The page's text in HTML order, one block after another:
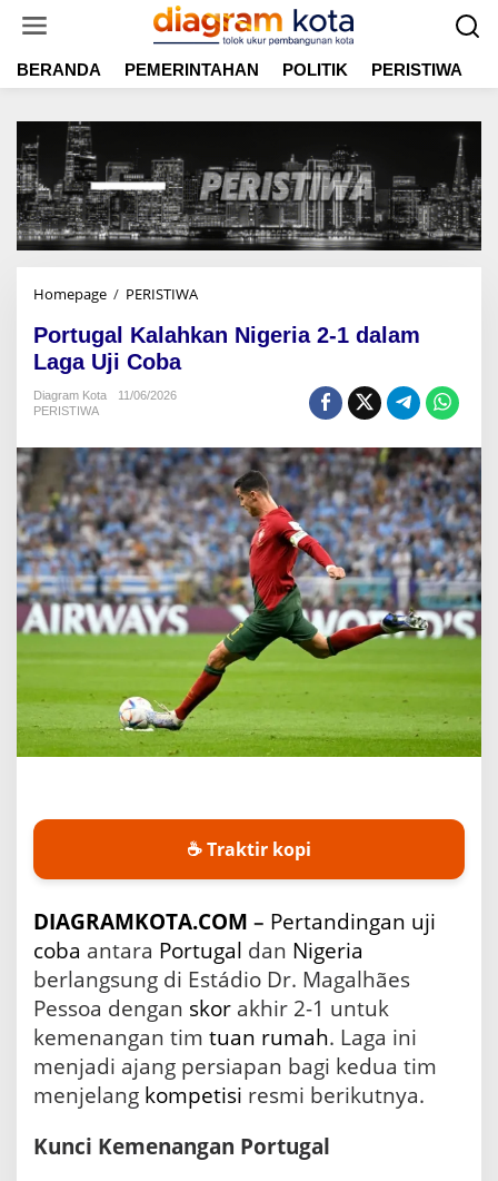
t
BERANDA PEMERINTAHAN POLITIK PERISTIWA
Homepage / PERISTIWA
r
K
a
l
a
h
k
a
n
N
g
e
i
a
1
d
l
m
L
a
g
a
U
i
C
b
a
Portugal Kalahkan Nigeria 2-1 dalam
Laga Uji Coba
Diagram Kota
11/06/2026
PERISTIWA
☕ Traktir kopi
DIAGRAMKOTA.COM – Pertandingan uji
coba antara Portugal dan Nigeria
berlangsung di Estádio Dr. Magalhães
Pessoa dengan skor akhir 2-1 untuk
kemenangan tim tuan rumah. Laga ini
menjadi ajang persiapan bagi kedua tim
menjelang kompetisi resmi berikutnya.
Kunci Kemenangan Portugal